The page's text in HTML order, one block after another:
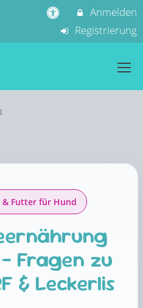
Anmelden
Registrierung
& Futter für Hund
Fragen zu
& Leckerlis